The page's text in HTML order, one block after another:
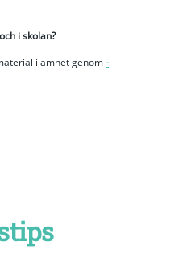
i skolan?
i ämnet genom-